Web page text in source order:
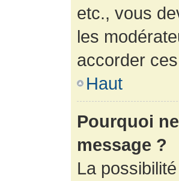
etc., vous
les
accorder
Haut
Pourquoi
message ?
La